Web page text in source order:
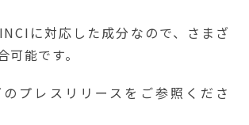
に対応した成分なので、さまざ
可能です。
プレスリリースをご参照くださ